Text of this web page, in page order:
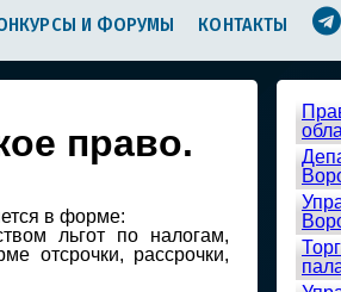
И ФОРУМЫ КОНТАКТЫ
право.
в форме:
льгот по налогам,
отсрочки, рассрочки,